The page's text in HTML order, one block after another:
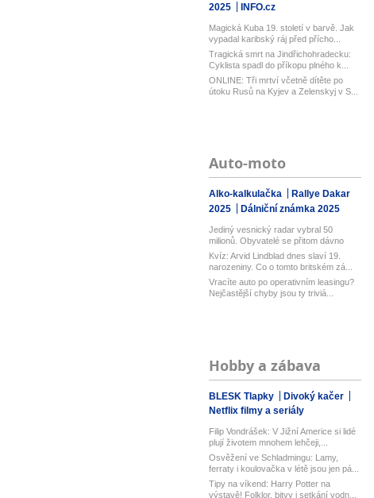
2025
INFO.cz
Magická Kuba 19. století v barvě. Jak
vypadal karibský ráj před přícho...
Tragická smrt na Jindřichohradecku:
Cyklista spadl do příkopu plného k...
ONLINE: Tři mrtví včetně dítěte po
útoku Rusů na Kyjev a Zelenskyj v S...
Auto-moto
Alko-kalkulačka
Rallye Dakar
2025
Dálniční známka 2025
Jediný vesnický radar vybral 50
milionů. Obyvatelé se přitom dávno
bou...
Kvíz: Arvid Lindblad dnes slaví 19.
narozeniny. Co o tomto britském zá...
Vracíte auto po operativním leasingu?
Nejčastější chyby jsou ty triviá...
Hobby a zábava
BLESK Tlapky
Divoký kačer
Netflix filmy a seriály
Filip Vondrášek: V Jižní Americe si lidé
plují životem mnohem lehčeji,...
Osvěžení ve Schladmingu: Lamy,
ferraty i koulovačka v létě jsou jen pá...
Tipy na víkend: Harry Potter na
výstavě! Folklor, bitvy i setkání vodn...